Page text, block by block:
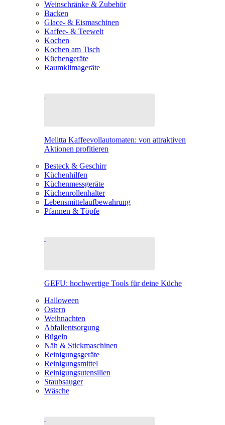
Weinschränke & Zubehör
Backen
Glace- & Eismaschinen
Kaffee- & Teewelt
Kochen
Kochen am Tisch
Küchengeräte
Raumklimageräte
Melitta Kaffeevollautomaten: von attraktiven
Aktionen profitieren
Besteck & Geschirr
Küchenhilfen
Küchenmessgeräte
Küchenrollenhalter
Lebensmittelaufbewahrung
Pfannen & Töpfe
GEFU: hochwertige Tools für deine Küche
Halloween
Ostern
Weihnachten
Abfallentsorgung
Bügeln
Näh & Stickmaschinen
Reinigungsgeräte
Reinigungsmittel
Reinigungsutensilien
Staubsauger
Wäsche